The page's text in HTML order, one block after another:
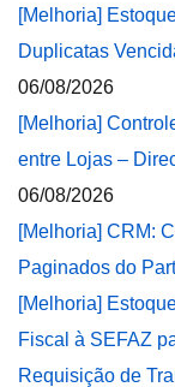
[Melhoria]
Duplicatas
06/08/2026
[Melhoria]
entre Lojas –
06/08/2026
[Melhoria] CRM:
Paginados do
[Melhoria]
Fiscal à SEFAZ
Requisição de